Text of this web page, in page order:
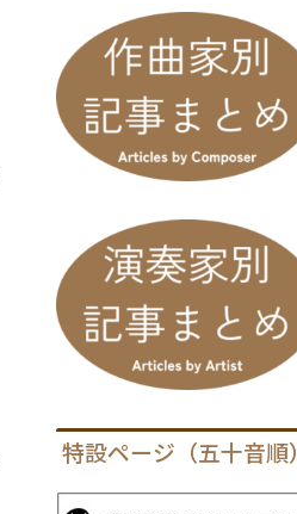
特設ページ（五十音順）